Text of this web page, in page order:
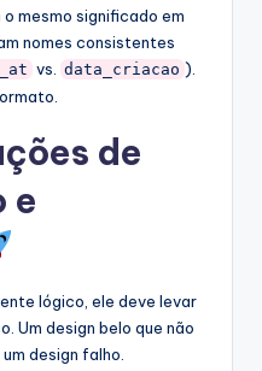
mesmo significado em
nomes consistentes
vs. data_criacao ).
de
e
lógico, ele deve levar
Um design belo que não
design falho.